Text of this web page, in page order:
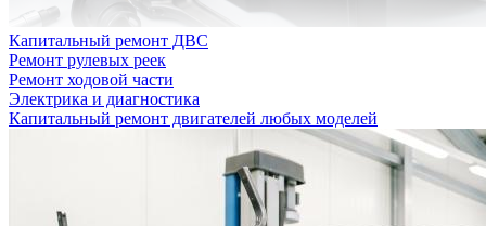
Капитальный ремонт ДВС
Ремонт рулевых реек
Ремонт ходовой части
Электрика и диагностика
Капитальный ремонт двигателей любых моделей